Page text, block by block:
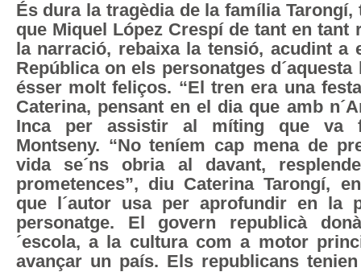
És dura la tragèdia de la família Tarongí,
que Miquel López Crespí de tant en tant
la narració, rebaixa la tensió, acudint a
República on els personatges
ésser molt feliços. “El tren era una
Caterina, pensant en el dia que amb
Inca per assistir al míting que va
Montseny. “No teníem cap mena de
vida se´ns obria al davant,
prometences”, diu Caterina Tarongí,
que l´autor usa per aprofundir en la
personatge. El govern republicà
´escola, a la cultura com a motor
avançar un país. Els republicans